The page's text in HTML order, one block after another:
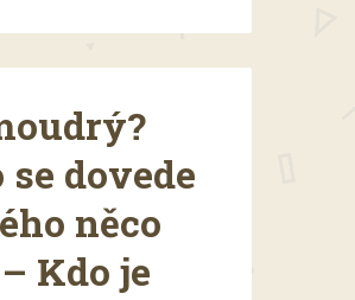
dovede
něco
Kdo je